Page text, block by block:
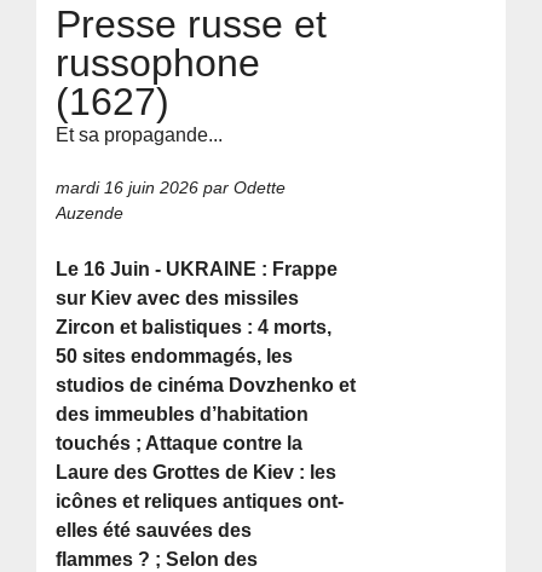
Presse russe et
russophone
(1627)
Et sa propagande...
mardi 16 juin 2026 par Odette
Auzende
Le 16 Juin - UKRAINE : Frappe
sur Kiev avec des missiles
Zircon et balistiques : 4 morts,
50 sites endommagés, les
studios de cinéma Dovzhenko et
des immeubles d’habitation
touchés ; Attaque contre la
Laure des Grottes de Kiev : les
icônes et reliques antiques ont-
elles été sauvées des
flammes ? ; Selon des